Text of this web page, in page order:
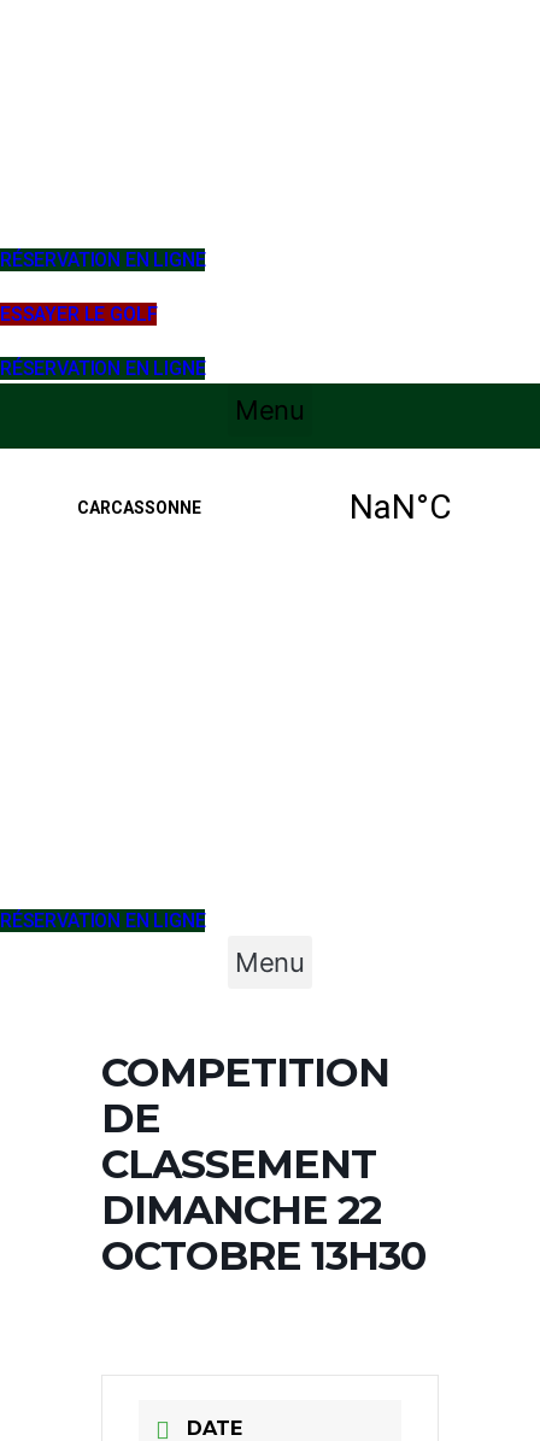
RÉSERVATION EN LIGNE
ESSAYER LE GOLF
RÉSERVATION EN LIGNE
Menu
RÉSERVATION EN LIGNE
Menu
COMPETITION
DE
CLASSEMENT
DIMANCHE 22
OCTOBRE 13H30
DATE